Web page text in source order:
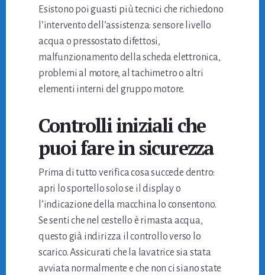
Esistono poi guasti più tecnici che richiedono
l’intervento dell’assistenza: sensore livello
acqua o pressostato difettosi,
malfunzionamento della scheda elettronica,
problemi al motore, al tachimetro o altri
elementi interni del gruppo motore.
Controlli iniziali che
puoi fare in sicurezza
Prima di tutto verifica cosa succede dentro:
apri lo sportello solo se il display o
l’indicazione della macchina lo consentono.
Se senti che nel cestello è rimasta acqua,
questo già indirizza il controllo verso lo
scarico. Assicurati che la lavatrice sia stata
avviata normalmente e che non ci siano state